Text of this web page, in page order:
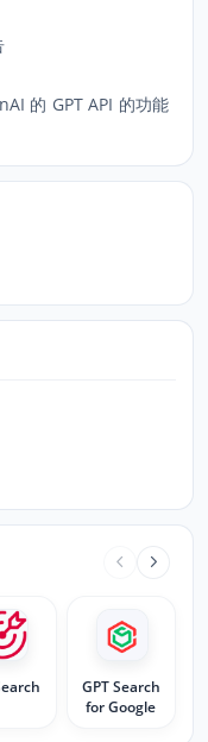
的 GPT API 的功能
GPT Search
for Google